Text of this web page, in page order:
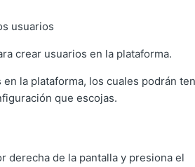
usuarios
crear usuarios en la plataforma.
la plataforma, los cuales podrán
que escojas.
derecha de la pantalla y presiona el